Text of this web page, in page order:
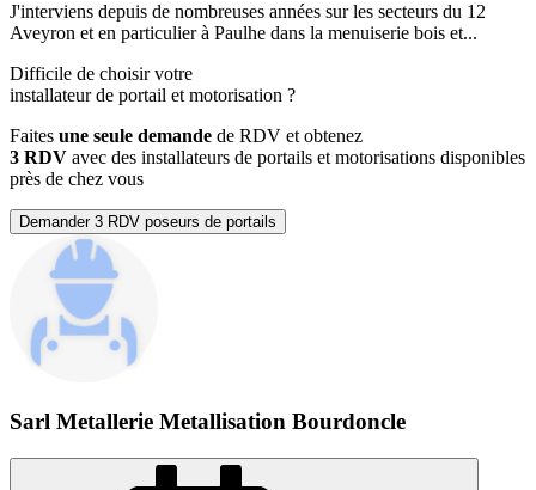
J'interviens depuis de nombreuses années sur les secteurs du 12
Aveyron et en particulier à Paulhe dans la menuiserie bois et...
Difficile de choisir votre
installateur de portail et motorisation ?
Faites une seule demande de RDV et obtenez
3 RDV avec des installateurs de portails et motorisations disponibles
près de chez vous
Demander 3 RDV poseurs de portails
Sarl Metallerie Metallisation Bourdoncle